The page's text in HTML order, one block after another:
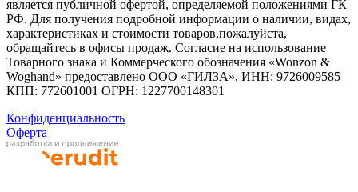
является публичной офертой, определяемой положениями ГК
РФ. Для получения подробной информации о наличии, видах,
характеристиках и стоимости товаров,пожалуйста,
обращайтесь в офисы продаж. Согласие на использование
Товарного знака и Коммерческого обозначения «Wonzon &
Woghand» предоставлено OOO «ГИЛЗА», ИНН: 9726009585
КПП: 772601001 ОГРН: 1227700148301
Конфиденциальность
Оферта